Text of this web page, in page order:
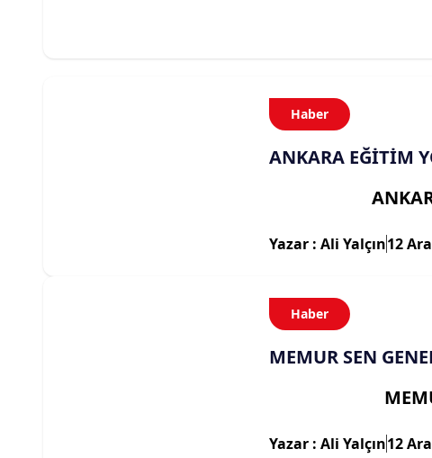
Haber
ANKARA EĞİTİM
Yazar : Ali Yalçın12
Haber
MEMUR SEN
Yazar : Ali Yalçın12